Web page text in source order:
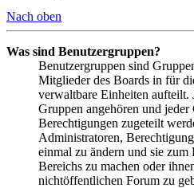
Nach oben
Was sind Benutzergruppen?
Benutzergruppen sind
Mitglieder des Boards in für
verwaltbare Einheiten aufteilt.
Gruppen angehören und jeder
Berechtigungen zugeteilt
Administratoren,
einmal zu ändern und sie
Bereichs zu machen oder
nichtöffentlichen Forum zu